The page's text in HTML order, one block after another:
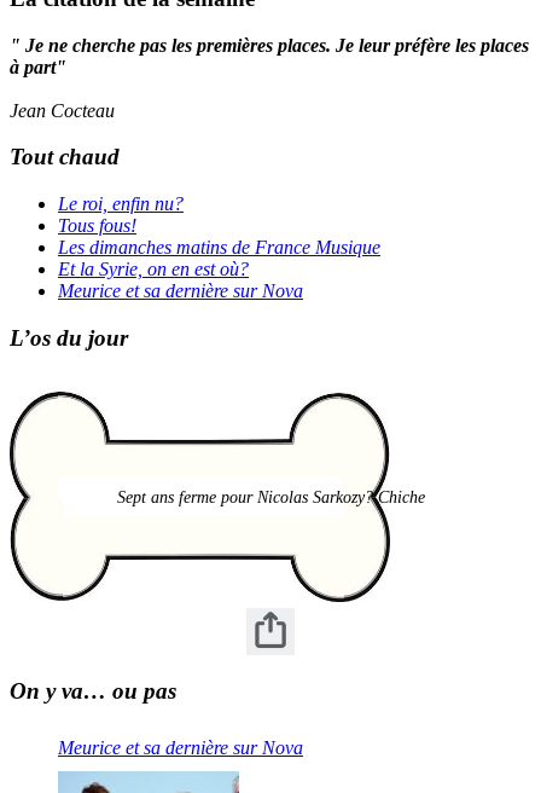
" Je ne cherche pas les premières places. Je leur préfère les places
à part"
Jean Cocteau
Tout chaud
Le roi, enfin nu?
Tous fous!
Les dimanches matins de France Musique
Et la Syrie, on en est où?
Meurice et sa dernière sur Nova
L’os du jour
Sept ans ferme pour Nicolas Sarkozy? Chiche
On y va… ou pas
Meurice et sa dernière sur Nova